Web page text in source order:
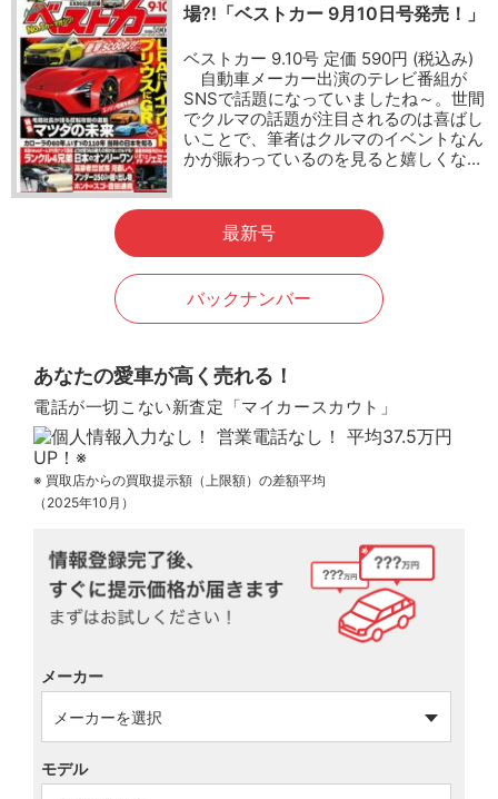
場?!「ベストカー 9月10日号発売！」
ベストカー 9.10号 定価 590円 (税込み)
自動車メーカー出演のテレビ番組が
SNSで話題になっていましたね～。世間
でクルマの話題が注目されるのは喜ばし
いことで、筆者はクルマのイベントなん
かが賑わっているのを見ると嬉しくな…
最新号
バックナンバー
あなたの愛車が高く売れる！
電話が一切こない新査定「マイカースカウト」
※ 買取店からの買取提示額（上限額）の差額平均
（2025年10月）
メーカー
モデル